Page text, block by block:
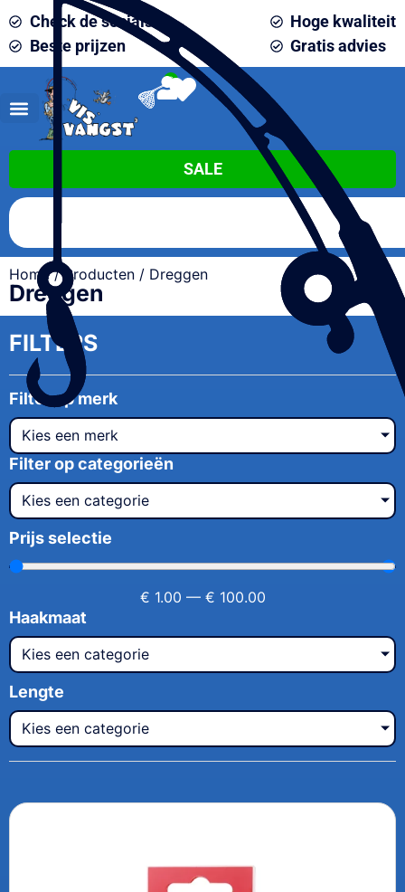
Check de socials
Beste prijzen
Hoge kwaliteit
Gratis advies
0
SALE
Home/ Producten / Dreggen
Dreggen
FILTERS
Filter op merk
Kies een merk
Filter op categorieën
Kies een categorie
Prijs selectie
€ 1.00 — € 100.00
Haakmaat
Kies een categorie
Lengte
Kies een categorie